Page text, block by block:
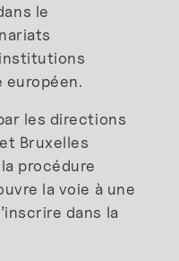
le
les directions
Bruxelles
procédure
la voie à une
dans la